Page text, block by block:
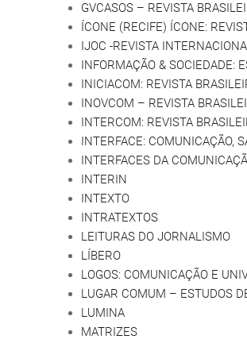
GVCASOS – REVISTA
ÍCONE (RECIFE) ÍCONE:
IJOC -REVISTA
INFORMAÇÃO & SOCIEDADE:
INICIACOM: REVISTA
INOVCOM – REVISTA
INTERCOM: REVISTA
INTERFACE: COMUNICAÇÃO,
INTERFACES DA
INTERIN
INTEXTO
INTRATEXTOS
LEITURAS DO JORNALISMO
LÍBERO
LOGOS: COMUNICAÇÃO E
LUGAR COMUM – ESTUDOS
LUMINA
MATRIZES